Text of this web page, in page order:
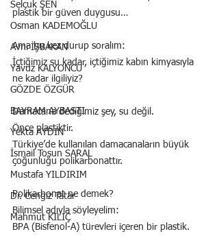
Selçuk ŞEN
Osman KADEMOĞLU
Avni İŞBAKAN
Yavuz KALYONCU
GÖZDE ÖZGÜR
BAYRAM AYBASTI
Yekta AYDIN
İsmail Tosun SARAL
Mustafa YILDIRIM
Dr. Cengiz Tatar
Mahmut KILIÇ
plastik bir güven duygusu…
Ama bu kez durup soralım:
İçtiğimiz su kadar, içtiğimiz kabın kimyasıyla
ne kadar ilgiliyiz?
Damacana dediğimiz şey, su değil.
Önce plastiktir.
Türkiye’de kullanılan damacanaların büyük
çoğunluğu polikarbonattır.
Polikarbonat ne demek?
Bilimsel adıyla söyleyelim:
BPA (Bisfenol-A) türevleri içeren bir plastik.